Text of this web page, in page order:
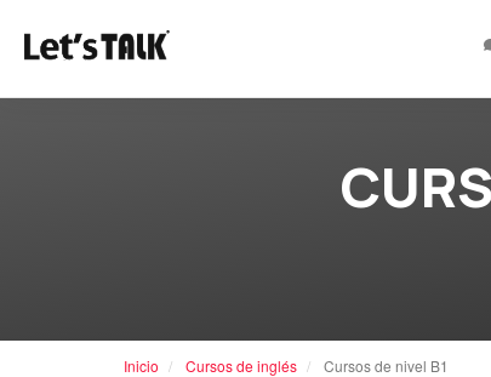
Inicio Cursos de inglés Cursos de nivel B1